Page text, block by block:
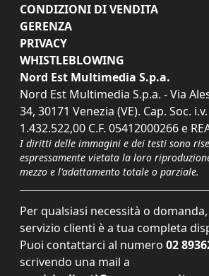
CONDIZIONI DI VENDITA
GERENZA
PRIVACY
WHISTLEBLOWING
Nord Est Multimedia S.p.a.
Nord Est Multimedia S.p.a. - Via
34, 30171 Venezia (VE). Cap. Soc.
1.432.522,00 C.F. 05412000266 e
I diritti delle immagini e dei testi sono
espressamente vietata la loro
mezzo e l'adattamento totale o parziale.
Per qualsiasi necessità o
servizio clienti è a tua completa
Puoi contattarci al numero 02
scrivendo una mail a